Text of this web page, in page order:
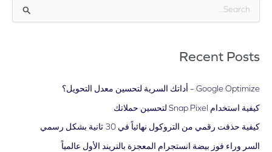
ح
ن
Recent Posts
Google Optimize – أداتك السرية لتحسين معدل التحويل؟
كيفية استخدام Snap Pixel لتحسين حملاتك
كيفية حذفت رقمي من التروكول نهائياً في 30 ثانية بشكل رسمي
السر وراء فوز بيضة انستجرام المعجزة بالتريند الأول عالمياً